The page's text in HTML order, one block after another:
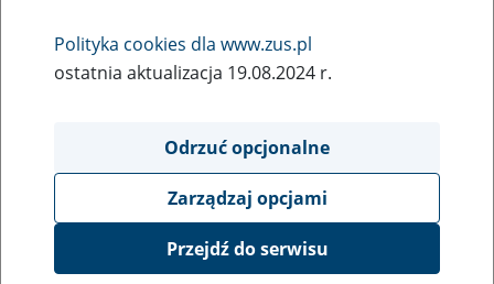
Rodzaj wydarzenia
Szkolenia
Obszar merytoryczny
obsługa klientów
Opis wydarzenia
Platforma Usług Elektronicznych ZUS eZUS
Polityka cookies dla www.zus.pl
ostatnia aktualizacja 19.08.2024 r.
Odrzuć opcjonalne
Zarządzaj opcjami
Przejdź do serwisu